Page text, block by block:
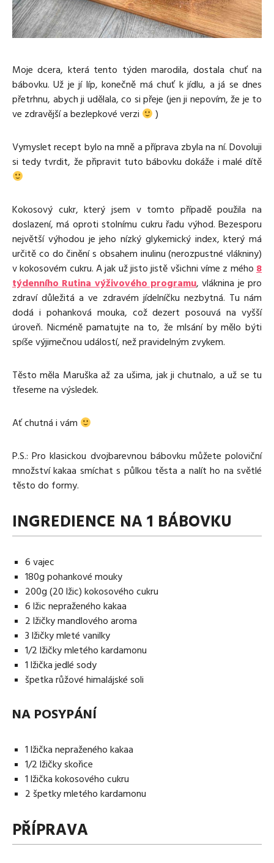
Excentrické posilování
Domácí HYROX
Cvičení do kanceláře
„Retro“ sestavy ze staré Rutiny
Mobilita
Aktivní uvolnění
Klouzání
Výzvy a nácviky
Tréninkový plán
Polévky
Nápoje
Ostatní recepty
Co je Rutina?
Nejčastější dotazy
Kontakt
Moje dcera, která tento týden marodila, dostala chuť na
bábovku. Už je jí líp, konečně má chuť k jídlu, a já se dnes
přetrhnu, abych ji udělala, co si přeje (jen ji nepovím, že je to
ve zdravější a bezlepkové verzi
)
Vymyslet recept bylo na mně a příprava zbyla na ní. Dovoluji
si tedy tvrdit, že připravit tuto bábovku dokáže i malé dítě
Kokosový cukr, který jsem v tomto případě použila na
doslazení, má oproti stolnímu cukru řadu výhod. Bezesporu
největší výhodou je jeho nízký glykemický index, který má
určitě co do činění s obsahem inulinu (nerozpustné vlákniny)
v kokosovém cukru. A jak už jisto jistě všichni víme z mého 8
týdenního Rutina výživového programu, vláknina je pro
zdraví důležitá a ve zdravém jídelníčku nezbytná. Tu nám
dodá i pohanková mouka, což dezert posouvá na vyšší
úroveň. Nicméně pamatujte na to, že mlsání by mělo býti
spíše výjimečnou událostí, než pravidelným zvykem.
Těsto měla Maruška až za ušima, jak ji chutnalo, a už se tu
třeseme na výsledek.
Ať chutná i vám
P.S.: Pro klasickou dvojbarevnou bábovku můžete poloviční
množství kakaa smíchat s půlkou těsta a nalít ho na světlé
těsto do formy.
INGREDIENCE NA 1 BÁBOVKU
6 vajec
180g pohankové mouky
200g (20 lžic) kokosového cukru
6 lžic nepraženého kakaa
2 lžičky mandlového aroma
3 lžičky mleté vanilky
1/2 lžičky mletého kardamonu
1 lžička jedlé sody
špetka růžové himalájské soli
NA POSYPÁNÍ
1 lžička nepraženého kakaa
1/2 lžičky skořice
1 lžička kokosového cukru
2 špetky mletého kardamonu
PŘÍPRAVA